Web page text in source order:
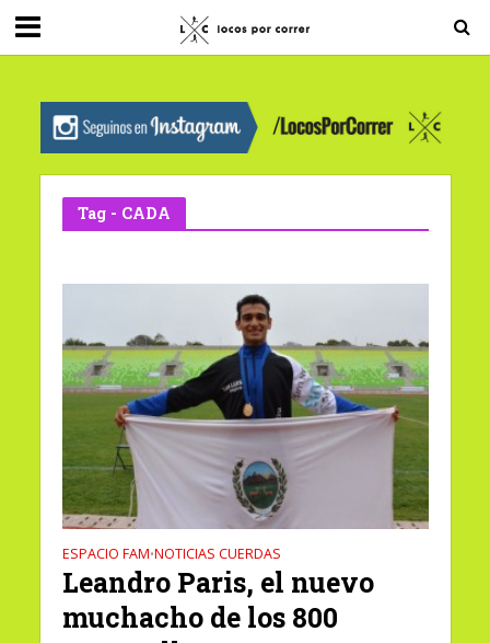
G-0X2PD3RFLV
Tag - CADA
ESPACIO FAM•NOTICIAS CUERDAS
Leandro Paris, el nuevo
muchacho de los 800